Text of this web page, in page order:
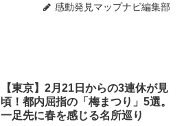
感動発見マップナビ編集部
【東京】2月21日からの3連休が見
頃！都内屈指の「梅まつり」5選。
一足先に春を感じる名所巡り